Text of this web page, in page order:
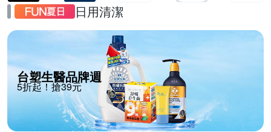
日用清潔
台塑生醫品牌週
5折起！搶39元